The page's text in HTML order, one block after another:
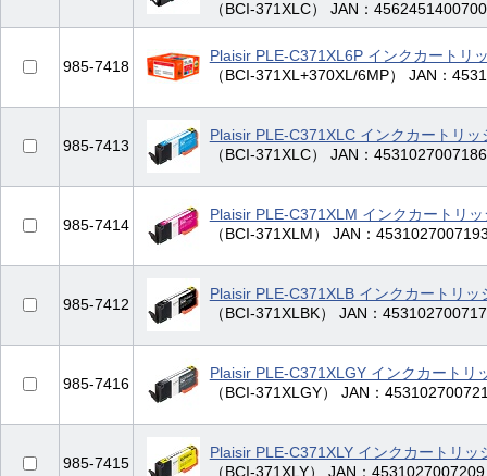
（BCI-371XLC） JAN：4562451400700
985-7418
Plaisir PLE-C371XL6P インクカートリ
（BCI-371XL+370XL/6MP） JAN：
985-7413
Plaisir PLE-C371XLC インクカートリ
（BCI-371XLC） JAN：4531027007186
985-7414
Plaisir PLE-C371XLM インクカートリ
（BCI-371XLM） JAN：
985-7412
Plaisir PLE-C371XLB インクカートリ
（BCI-371XLBK） JAN：
985-7416
Plaisir PLE-C371XLGY インクカートリ
（BCI-371XLGY） JAN：
985-7415
Plaisir PLE-C371XLY インクカートリ
（BCI-371XLY） JAN：4531027007209